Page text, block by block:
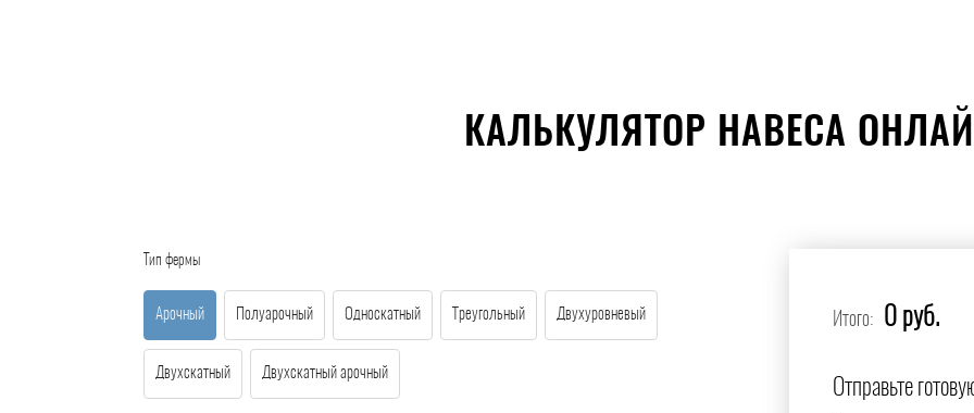
КАЛЬКУЛЯТОР НАВЕСА
Тип фермы
Арочный Полуарочный Односкатный Треугольный Двухуровневый
Двухскатный Двухскатный арочный
Итого: 0 руб.
Отправьте